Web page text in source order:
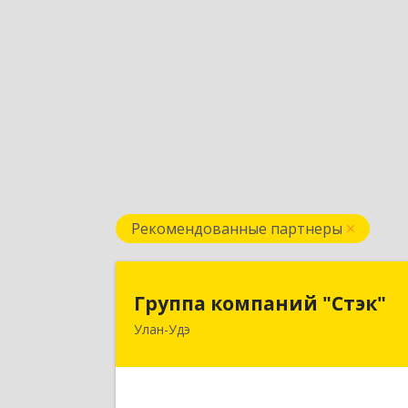
Рекомендованные партнеры
Группа компаний "Стэк"
Улан-Удэ
Группа компаний "Стэк"
670000, Бурятия Респ, Улан-Удэ г,